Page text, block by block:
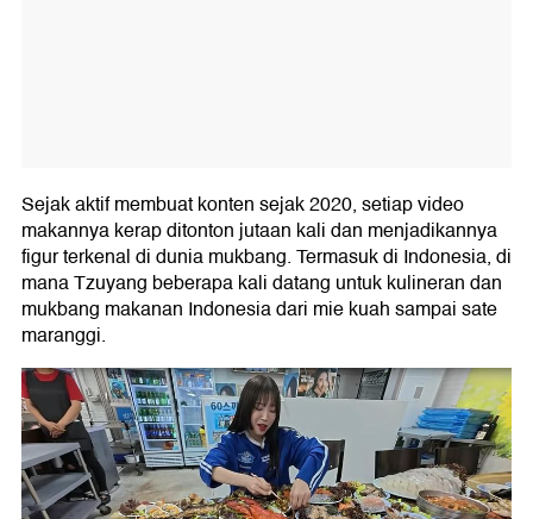
Sejak aktif membuat konten sejak 2020, setiap video
makannya kerap ditonton jutaan kali dan menjadikannya
figur terkenal di dunia mukbang. Termasuk di Indonesia, di
mana Tzuyang beberapa kali datang untuk kulineran dan
mukbang makanan Indonesia dari mie kuah sampai sate
maranggi.